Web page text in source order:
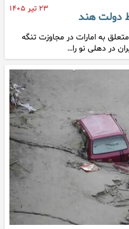
۲۳ تیر ۱۴۰۵
دولت هند
به امارات در مجاوزت تنگه
در دهلی نو را…